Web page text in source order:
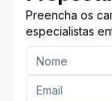
Preencha os
especialistas